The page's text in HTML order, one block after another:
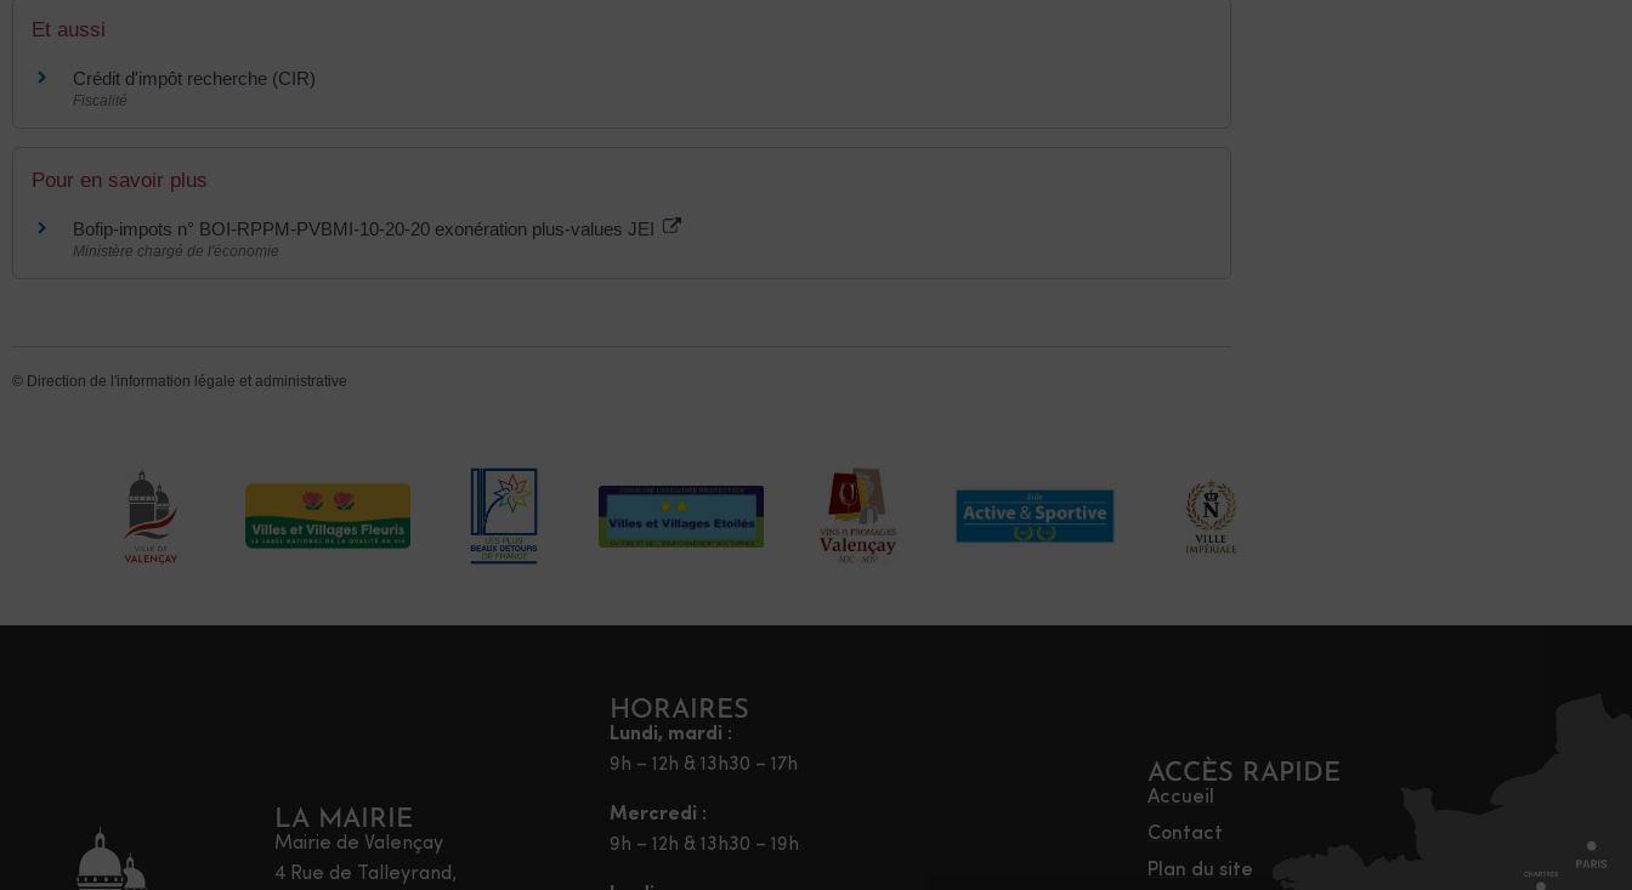
Et aussi
Crédit d'impôt recherche (CIR)
Fiscalité
Pour en savoir plus
Bofip-impots n° BOI-RPPM-PVBMI-10-20-20 exonération plus-values JEI
Ministère chargé de l'économie
© Direction de l'information légale et administrative
LA MAIRIE
Mairie de Valençay
4 Rue de Talleyrand,
HORAIRES
Lundi, mardi :
9h – 12h & 13h30 – 17h
Mercredi :
9h – 12h & 13h30 – 19h
ACCÈS RAPIDE
Accueil
Contact
Plan du site